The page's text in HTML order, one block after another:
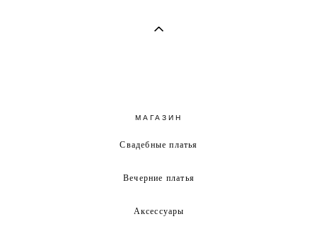
МАГАЗИН
Свадебные платья
Вечерние платья
Аксессуары